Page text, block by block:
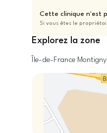
Cette clinique n'est
Si vous êtes le
Explorez la zone
Île-de-France